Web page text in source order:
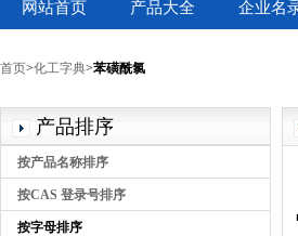
网站首页 产品大全 企业名
首页>化工字典>苯磺酰氯
产品排序
按产品名称排序
按CAS 登录号排序
按字母排序